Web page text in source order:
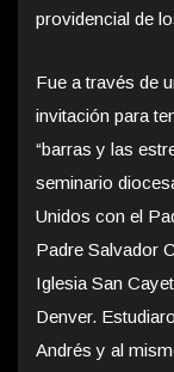
providencial de
Fue a través de
invitación para
“barras y las
seminario
Unidos con el
Padre Salvador
Iglesia San
Denver.
Andrés y al